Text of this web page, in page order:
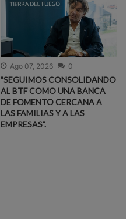
Ago 07, 2026 0
"SEGUIMOS CONSOLIDANDO
AL BTF COMO UNA BANCA
DE FOMENTO CERCANA A
LAS FAMILIAS Y A LAS
EMPRESAS".